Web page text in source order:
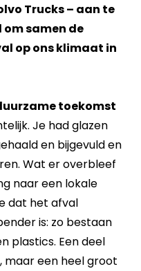
Trucks – aan te
om samen de
op ons klimaat in
toekomst
Je had glazen
en bijgevuld en
Wat er overbleef
naar een lokale
dat het afval
is: zo bestaan
plastics. Een deel
maar een heel groot